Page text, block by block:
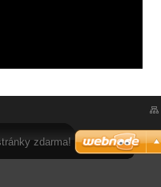
zdarma!